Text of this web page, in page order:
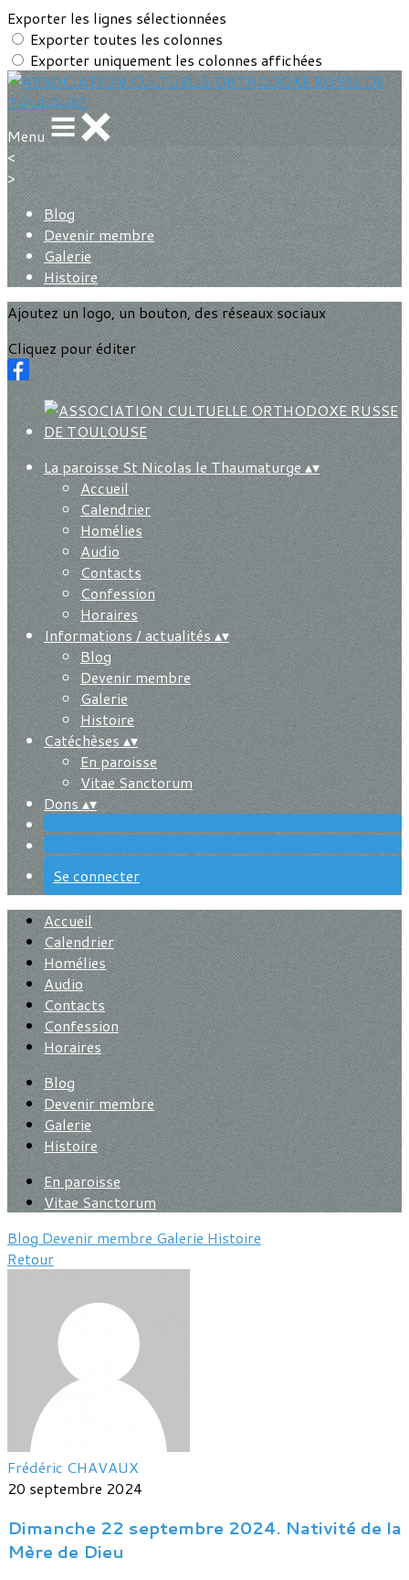
Exporter les lignes sélectionnées
Exporter toutes les colonnes
Exporter uniquement les colonnes affichées
Menu
<
>
Blog
Devenir membre
Galerie
Histoire
Ajoutez un logo, un bouton, des réseaux sociaux
Cliquez pour éditer
La paroisse St Nicolas le Thaumaturge▴▾
Accueil
Calendrier
Homélies
Audio
Contacts
Confession
Horaires
Informations / actualités▴▾
Blog
Devenir membre
Galerie
Histoire
Catéchèses▴▾
En paroisse
Vitae Sanctorum
Dons▴▾
Se connecter
Accueil
Calendrier
Homélies
Audio
Contacts
Confession
Horaires
Blog
Devenir membre
Galerie
Histoire
En paroisse
Vitae Sanctorum
Blog Devenir membre Galerie Histoire
Retour
Frédéric CHAVAUX
20 septembre 2024
Dimanche 22 septembre 2024. Nativité de la
Mère de Dieu